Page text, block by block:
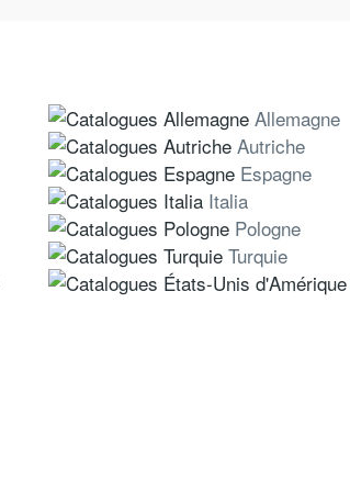
Allemagne
Autriche
Espagne
Italia
Pologne
Turquie